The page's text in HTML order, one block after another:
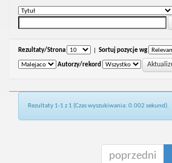
Rezultaty/Strona Sortuj pozycje wg
Autorzy/rekord
Rezultaty 1-1 z 1 (Czas wyszukiwania: 0.002 sekund).
poprzedni